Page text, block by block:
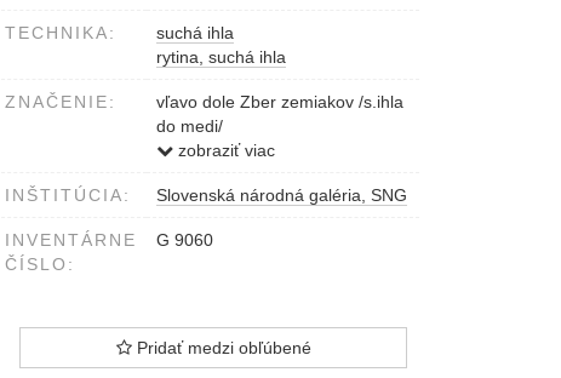
TECHNIKA:
suchá ihla
rytina, suchá ihla
ZNAČENIE:
vľavo dole Zber zemiakov /s.ihla
do medi/
vpravo dole Karol Hučko 1954
zobraziť viac
INŠTITÚCIA: Slovenská národná galéria, SNG
INVENTÁRNE
ČÍSLO:
G 9060
Pridať medzi obľúbené